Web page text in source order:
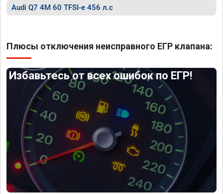
Audi Q7 4M 60 TFSI-e 456 л.с
Плюсы отключения неисправного ЕГР клапана:
Избавьтесь от всех ошибок по ЕГР!